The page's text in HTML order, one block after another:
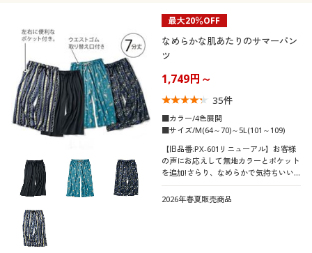
刺繍
水玉・ドット柄
総柄 ボタニカル柄
リボン アニマル柄
スクエアネック スキッパー
ノーカラー
襟
フレンチスリーブ ラグランスリーブ
フレアスリーブ
ウール
フリース スウェット
シルク ガーゼ
キルティング サテン
リネン・麻 レザー
える)
吸汗速乾 抗菌防臭
冷感・涼感 脇汗・汗取り
ＵＶカット・紫外線
対策
オフィス
旅行 スクール
パーティー
テイスト
ナチュラル ベーシック
カジュアル
エレガント シック
着用感
レギュラー ゆったり
タイト
年代
20代
40代
シーズン
秋
価格 ～ 円
最大20％OFF
なめらかな肌あたりのサマーパン
ツ
1,749円～
35件
■カラー/4色展開
■サイズ/M(64～70)～5L(101～109)
【旧品番:PX-601リニューアル】お客様
の声にお応えして無地カラーとポケット
を追加!さらり、なめらかで気持ちいい
♪ゆったりイージーなはき心地のゆるら
くサマーパンツふっくらさん対応サイズ
2026年春夏販売商品